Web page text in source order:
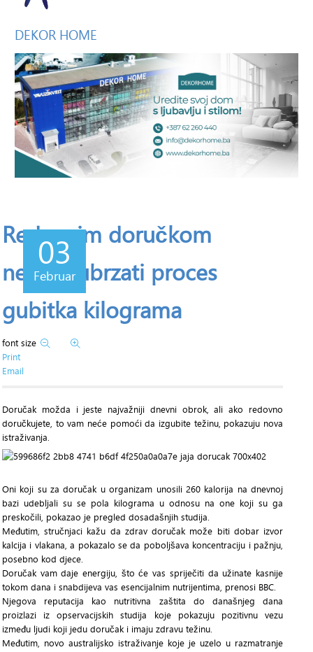
DEKOR HOME
03
Februar
Redovnim doručkom
nećete ubrzati proces
gubitka kilograma
font size
Print
Email
Doručak možda i jeste najvažniji dnevni obrok, ali ako redovno
doručkujete, to vam neće pomoći da izgubite težinu, pokazuju nova
istraživanja.
Oni koji su za doručak u organizam unosili 260 kalorija na dnevnoj
bazi udebljali su se pola kilograma u odnosu na one koji su ga
preskočili, pokazao je pregled dosadašnjih studija.
Međutim, stručnjaci kažu da zdrav doručak može biti dobar izvor
kalcija i vlakana, a pokazalo se da poboljšava koncentraciju i pažnju,
posebno kod djece.
Doručak vam daje energiju, što će vas spriječiti da užinate kasnije
tokom dana i snabdijeva vas esencijalnim nutrijentima, prenosi BBC.
Njegova reputacija kao nutritivna zaštita do današnjeg dana
proizlazi iz opservacijskih studija koje pokazuju pozitivnu vezu
između ljudi koji jedu doručak i imaju zdravu težinu.
Međutim, novo australijsko istraživanje koje je uzelo u razmatranje